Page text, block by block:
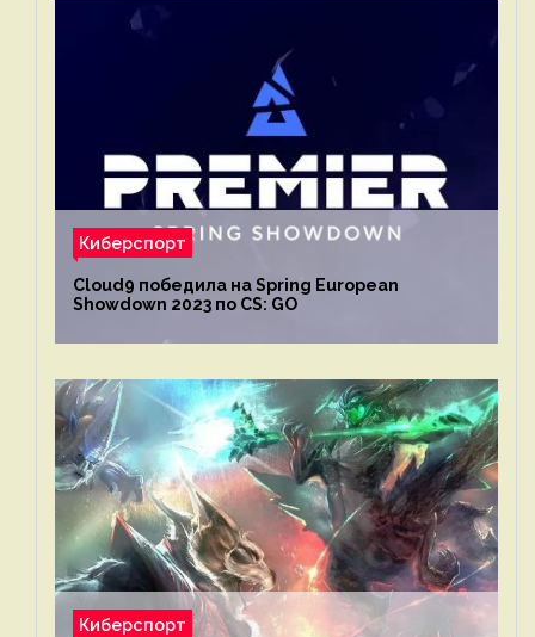
Киберспорт
Cloud9 победила на Spring European
Showdown 2023 по CS: GO
Киберспорт